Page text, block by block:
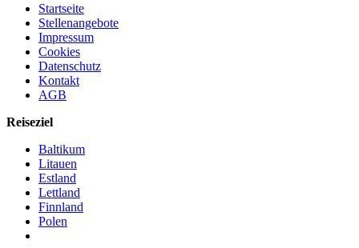
Startseite
Stellenangebote
Impressum
Cookies
Datenschutz
Kontakt
AGB
Reiseziel
Baltikum
Litauen
Estland
Lettland
Finnland
Polen